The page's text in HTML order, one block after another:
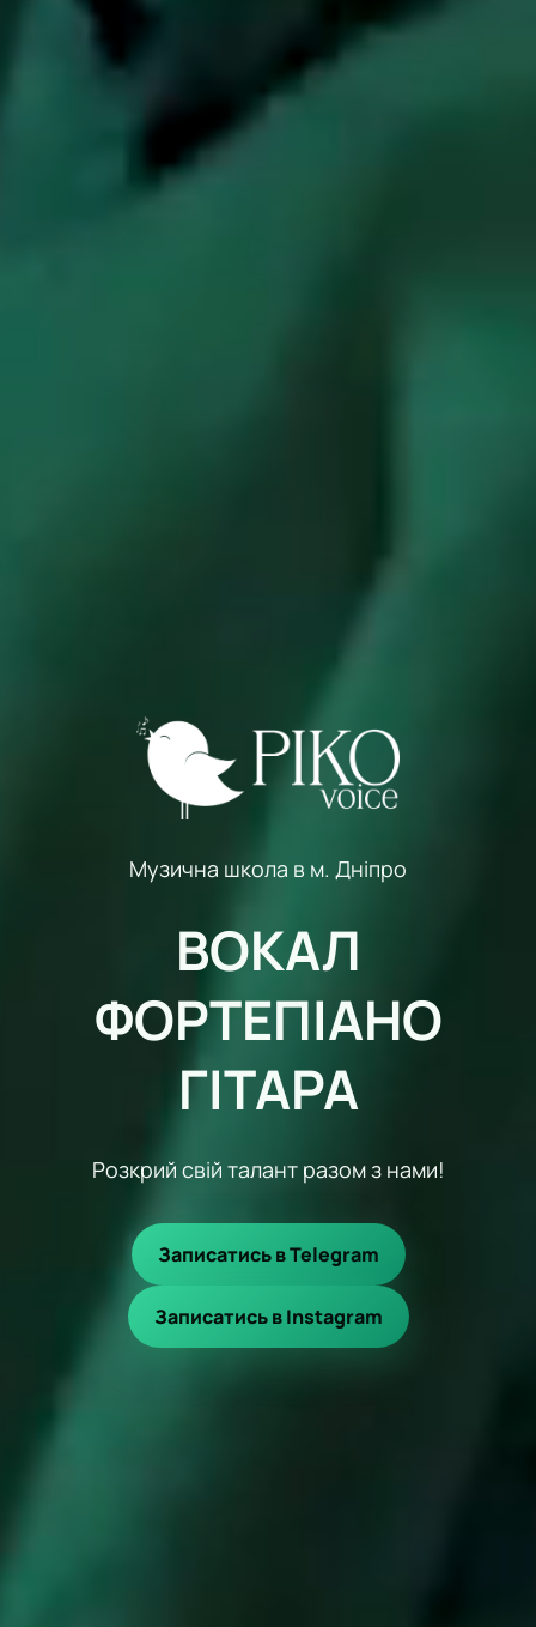
Музична школа в м. Дніпро
ВОКАЛ
ФОРТЕПІАНО
ГІТАРА
Розкрий свій талант разом з нами!
Записатись в Telegram
Записатись в Instagram